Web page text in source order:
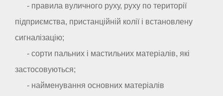
- правила вуличного руху, руху по території
підприємства, пристанційній колії і встановлену
сигналізацію;
- сорти пальних і мастильних матеріалів, які
застосовуються;
- найменування основних матеріалів